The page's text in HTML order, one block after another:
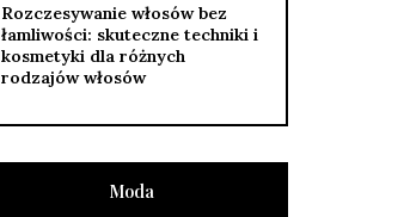
Rozczesywanie włosów bez
łamliwości: skuteczne techniki i
kosmetyki dla różnych
rodzajów włosów
Moda